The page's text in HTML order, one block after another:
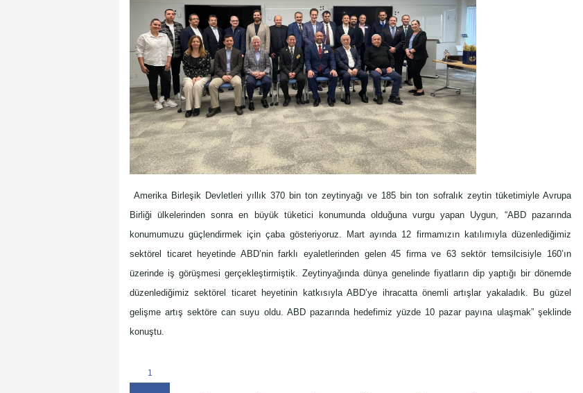
Amerika Birleşik Devletleri yıllık 370 bin ton zeytinyağı ve 185 bin ton sofralık zeytin tüketimiyle Avrupa
Birliği ülkelerinden sonra en büyük tüketici konumunda olduğuna vurgu yapan Uygun, “ABD pazarında
konumumuzu güçlendirmek için çaba gösteriyoruz. Mart ayında 12 firmamızın katılımıyla düzenlediğimiz
sektörel ticaret heyetinde ABD’nin farklı eyaletlerinden gelen 45 firma ve 63 sektör temsilcisiyle 160’ın
üzerinde iş görüşmesi gerçekleştirmiştik. Zeytinyağında dünya genelinde fiyatların dip yaptığı bir dönemde
düzenlediğimiz sektörel ticaret heyetinin katkısıyla ABD’ye ihracatta önemli artışlar yakaladık. Bu güzel
gelişme artış sektöre can suyu oldu. ABD pazarında hedefimiz yüzde 10 pazar payına ulaşmak” şeklinde
konuştu.